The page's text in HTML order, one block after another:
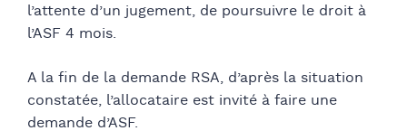
l’attente d’un jugement, de poursuivre le droit à
l’ASF 4 mois.
A la fin de la demande RSA, d’après la situation
constatée, l’allocataire est invité à faire une
demande d’ASF.